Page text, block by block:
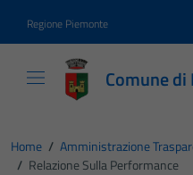
Regione Piemonte
Comune di
Home / Amministrazione
/ Relazione Sulla Performance